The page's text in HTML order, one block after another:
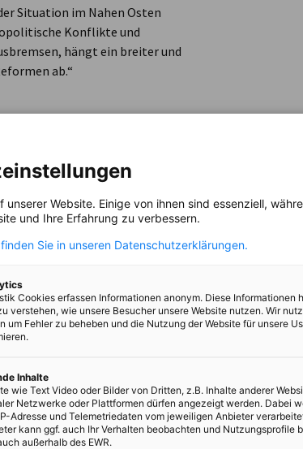
Situation im Nahen Osten
Konflikte und
hängt ein breiter und
ab.“
URL zum Clipboard
unserer Website. Einige von ihnen sind essenziell,
und Ihre Erfahrung zu verbessern.
Sie in unseren Datenschutzerklärungen.
Cookies erfassen Informationen anonym. Diese Informationen
verstehen, wie unsere Besucher unsere Website nutzen. Wir
um Fehler zu beheben und die Nutzung der Website für unsere
Inhalte
wie Text Video oder Bilder von Dritten, z.B. Inhalte anderer
Netzwerke oder Plattformen dürfen angezeigt werden. Dabei
Adresse und Telemetriedaten vom jeweiligen Anbieter
kann ggf. auch Ihr Verhalten beobachten und Nutzungsprofile
außerhalb des EWR.